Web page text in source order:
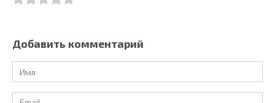
Добавить комментарий
Имя
*
Email